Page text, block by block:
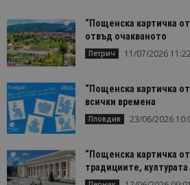
“Пощенска картичка
отвъд очакваното
Петрич 11/07/2026 11:22
“Пощенска картичка
всички времена
Пловдив 23/06/2026
“Пощенска картичка
традициите,